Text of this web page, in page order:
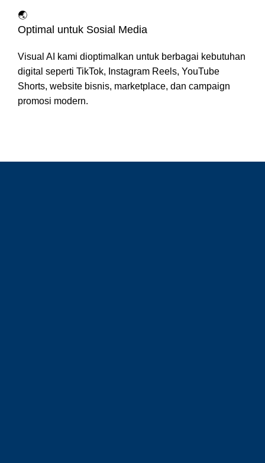
🌏
Optimal untuk Sosial Media
Visual AI kami dioptimalkan untuk berbagai kebutuhan
digital seperti TikTok, Instagram Reels, YouTube
Shorts, website bisnis, marketplace, dan campaign
promosi modern.